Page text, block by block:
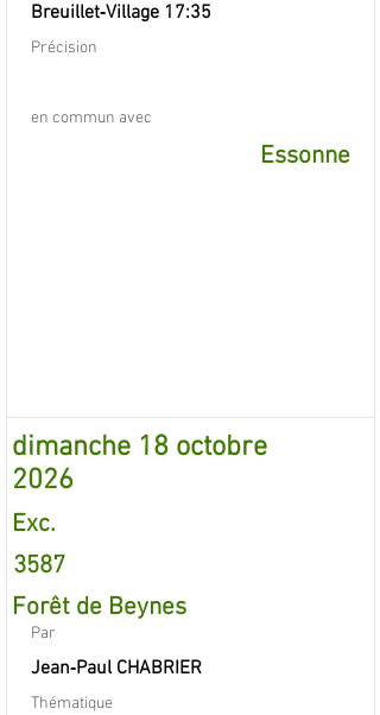
Breuillet‐Village 17:35
Précision
en commun avec
Essonne
dimanche 18 octobre
2026
Exc.
3587
Forêt de Beynes
Par
Jean‐Paul CHABRIER
Thématique